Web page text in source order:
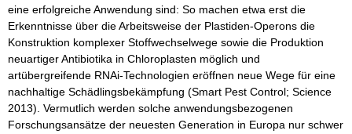
eine erfolgreiche Anwendung sind: So machen etwa erst die
Erkenntnisse über die Arbeitsweise der Plastiden-Operons die
Konstruktion komplexer Stoffwechselwege sowie die Produktion
neuartiger Antibiotika in Chloroplasten möglich und
artübergreifende RNAi-Technologien eröffnen neue Wege für eine
nachhaltige Schädlingsbekämpfung (Smart Pest Control; Science
2013). Vermutlich werden solche anwendungsbezogenen
Forschungsansätze der neuesten Generation in Europa nur schwer